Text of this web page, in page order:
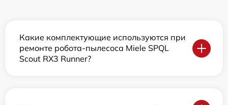
Какие комплектующие используются при
ремонте робота-пылесоса Miele SPQL
Scout RX3 Runner?